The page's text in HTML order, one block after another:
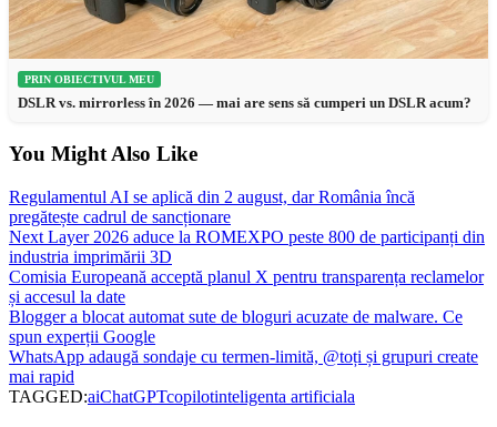
PRIN OBIECTIVUL MEU
DSLR vs. mirrorless în 2026 — mai are sens să cumperi un DSLR acum?
You Might Also Like
Regulamentul AI se aplică din 2 august, dar România încă
pregătește cadrul de sancționare
Next Layer 2026 aduce la ROMEXPO peste 800 de participanți din
industria imprimării 3D
Comisia Europeană acceptă planul X pentru transparența reclamelor
și accesul la date
Blogger a blocat automat sute de bloguri acuzate de malware. Ce
spun experții Google
WhatsApp adaugă sondaje cu termen-limită, @toți și grupuri create
mai rapid
TAGGED:aiChatGPTcopilotinteligenta artificiala